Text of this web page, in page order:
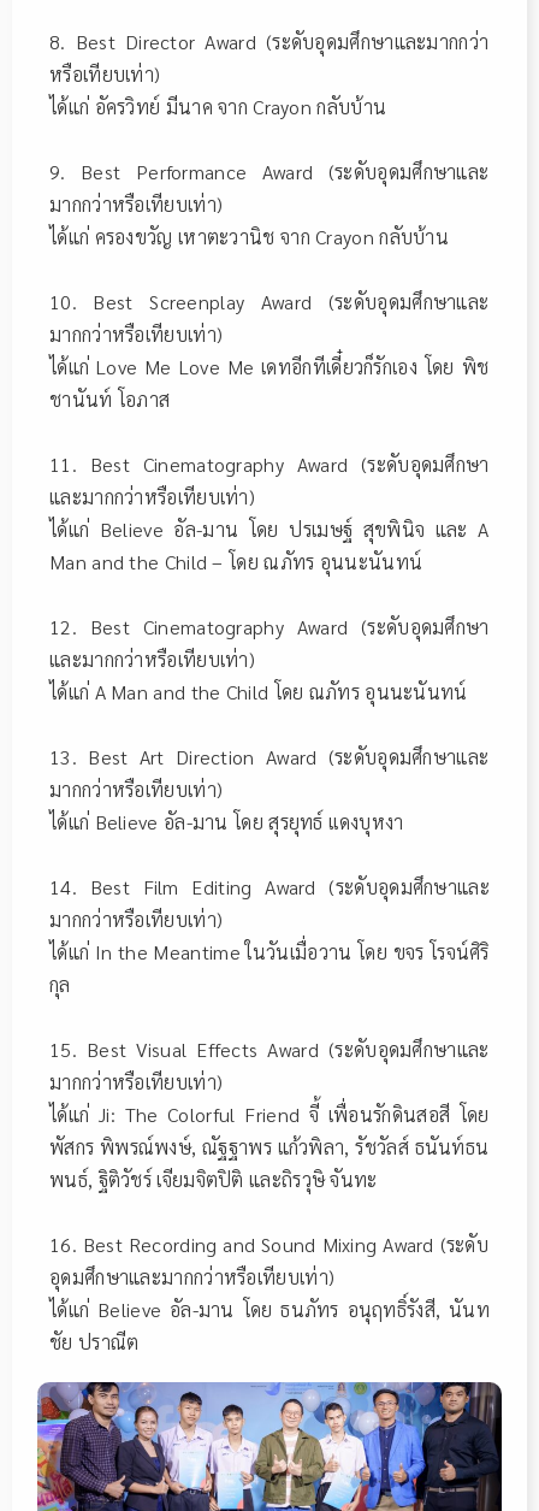
8. Best Director Award (ระดับอุดมศึกษาและมากกว่า
หรือเทียบเท่า)
ได้แก่ อัครวิทย์ มีนาค จาก Crayon กลับบ้าน
9. Best Performance Award (ระดับอุดมศึกษาและ
มากกว่าหรือเทียบเท่า)
ได้แก่ ครองขวัญ เหาตะวานิช จาก Crayon กลับบ้าน
10. Best Screenplay Award (ระดับอุดมศึกษาและ
มากกว่าหรือเทียบเท่า)
ได้แก่ Love Me Love Me เดทอีกทีเดี๋ยวก็รักเอง โดย พิช
ชานันท์ โอภาส
11. Best Cinematography Award (ระดับอุดมศึกษา
และมากกว่าหรือเทียบเท่า)
ได้แก่ Believe อัล-มาน โดย ปรเมษฐ์ สุขพินิจ และ A
Man and the Child – โดย ณภัทร อุนนะนันทน์
12. Best Cinematography Award (ระดับอุดมศึกษา
และมากกว่าหรือเทียบเท่า)
ได้แก่ A Man and the Child โดย ณภัทร อุนนะนันทน์
13. Best Art Direction Award (ระดับอุดมศึกษาและ
มากกว่าหรือเทียบเท่า)
ได้แก่ Believe อัล-มาน โดย สุรยุทธ์ เเดงบุหงา
14. Best Film Editing Award (ระดับอุดมศึกษาและ
มากกว่าหรือเทียบเท่า)
ได้แก่ In the Meantime ในวันเมื่อวาน โดย ขจร โรจน์ศิริ
กุล
15. Best Visual Effects Award (ระดับอุดมศึกษาและ
มากกว่าหรือเทียบเท่า)
ได้แก่ Ji: The Colorful Friend จี้ เพื่อนรักดินสอสี โดย
พัสกร พิพรณ์พงษ์, ณัฐฐาพร แก้วพิลา, รัชวัลส์ ธนันท์ธน
พนธ์, ฐิติวัชร์ เจียมจิตปิติ และถิรวุษิ จันทะ
16. Best Recording and Sound Mixing Award (ระดับ
อุดมศึกษาและมากกว่าหรือเทียบเท่า)
ได้แก่ Believe อัล-มาน โดย ธนภัทร อนุฤทธิ์รังสี, นันท
ชัย ปราณีต